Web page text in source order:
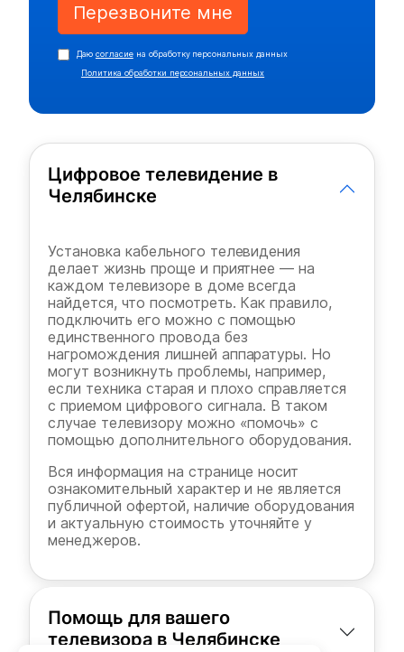
Перезвоните мне
Даю согласиена обработку персональных данных
Политика обработки персональных данных
Цифровое телевидение в
Челябинске
Установка кабельного телевидения
делает жизнь проще и приятнее — на
каждом телевизоре в доме всегда
найдется, что посмотреть. Как правило,
подключить его можно с помощью
единственного провода без
нагромождения лишней аппаратуры. Но
могут возникнуть проблемы, например,
если техника старая и плохо справляется
с приемом цифрового сигнала. В таком
случае телевизору можно «помочь» с
помощью дополнительного оборудования.
Вся информация на странице носит
ознакомительный характер и не является
публичной офертой, наличие оборудования
и актуальную стоимость уточняйте у
менеджеров.
Помощь для вашего
телевизора в Челябинске